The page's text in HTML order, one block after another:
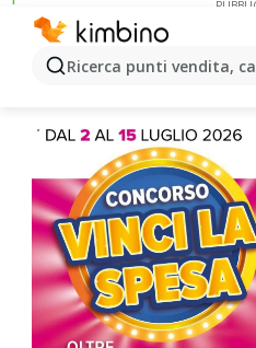
Ricerca punti vendita,